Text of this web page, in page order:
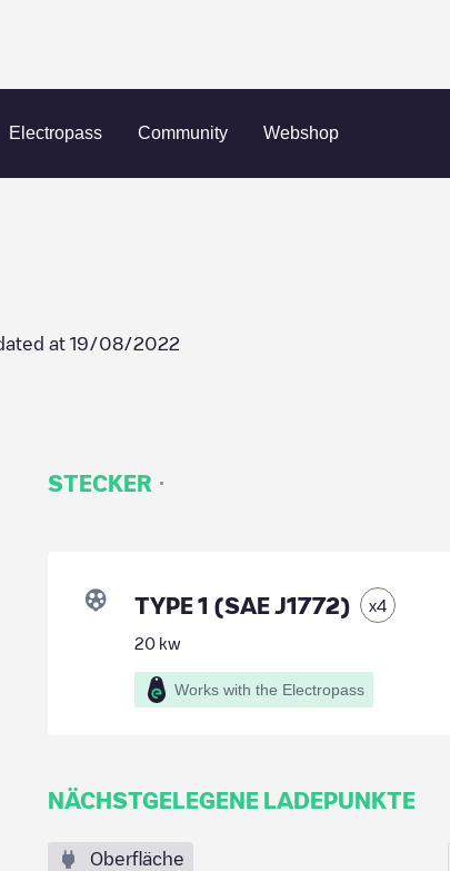
Electropass Community Webshop
Antonio CPSE-SATX
at 19/08/2022
STECKER ·
TYPE 1 (SAE J1772) x4
20kw
Works with the Electropass
NÄCHSTGELEGENE LADEPUNKTE
Oberfläche